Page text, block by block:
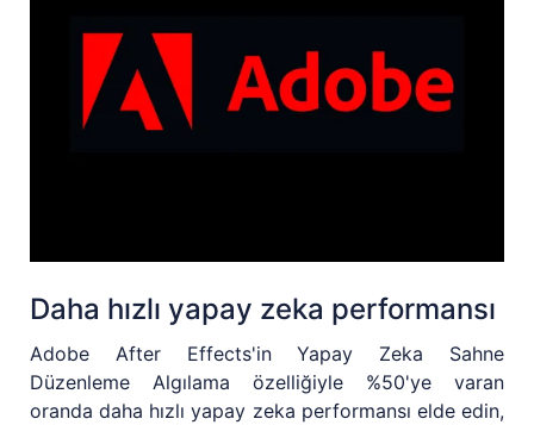
Daha hızlı yapay zeka performansı
Adobe After Effects'in Yapay Zeka Sahne
Düzenleme Algılama özelliğiyle %50'ye varan
oranda daha hızlı yapay zeka performansı elde edin,